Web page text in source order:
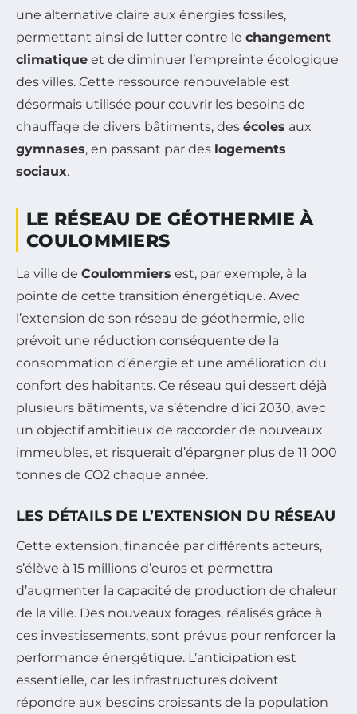
une alternative claire aux énergies fossiles,
permettant ainsi de lutter contre le changement
climatique et de diminuer l’empreinte écologique
des villes. Cette ressource renouvelable est
désormais utilisée pour couvrir les besoins de
chauffage de divers bâtiments, des écoles aux
gymnases, en passant par des logements
sociaux.
LE RÉSEAU DE GÉOTHERMIE À
COULOMMIERS
La ville de Coulommiers est, par exemple, à la
pointe de cette transition énergétique. Avec
l’extension de son réseau de géothermie, elle
prévoit une réduction conséquente de la
consommation d’énergie et une amélioration du
confort des habitants. Ce réseau qui dessert déjà
plusieurs bâtiments, va s’étendre d’ici 2030, avec
un objectif ambitieux de raccorder de nouveaux
immeubles, et risquerait d’épargner plus de 11 000
tonnes de CO2 chaque année.
LES DÉTAILS DE L’EXTENSION DU RÉSEAU
Cette extension, financée par différents acteurs,
s’élève à 15 millions d’euros et permettra
d’augmenter la capacité de production de chaleur
de la ville. Des nouveaux forages, réalisés grâce à
ces investissements, sont prévus pour renforcer la
performance énergétique. L’anticipation est
essentielle, car les infrastructures doivent
répondre aux besoins croissants de la population